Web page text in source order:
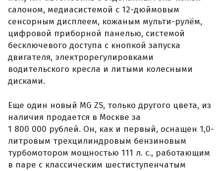
салоном, медиасистемой с 12-дюймовым
сенсорным дисплеем, кожаным мульти-рулём,
цифровой приборной панелью, системой
бесключевого доступа с кнопкой запуска
двигателя, электрорегулировками
водительского кресла и литыми колесными
дисками.
Еще один новый MG ZS, только другого цвета, из
наличия продается в Москве за
1 800 000 рублей. Он, как и первый, оснащен 1,0-
литровым трехцилиндровым бензиновым
турбомотором мощностью 111 л. с., работающим
в паре с классическим шестиступенчатым